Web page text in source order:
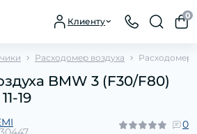
Клиенту
0
Расходомер воздуха Расходомер
BMW 3 (F30/F80)
19
0